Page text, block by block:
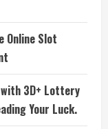
Online Slot
3D+ Lottery
Your Luck.